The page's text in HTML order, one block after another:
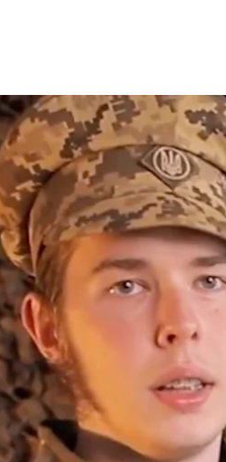
Польський доброволець
Скриншот з відео
в розшук 18-
в ролику
Onet.
Антоні з’явилась у
виїхати до Литви або
поліція повідомила,